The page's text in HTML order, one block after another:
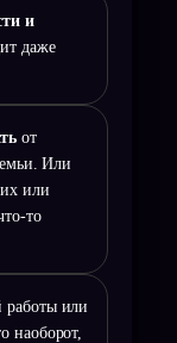
и
даже
от
Или
или
то
работы или
наоборот,